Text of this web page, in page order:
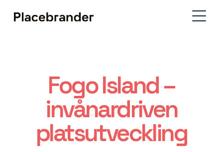
Fogo Island –
invånardriven
platsutveckling